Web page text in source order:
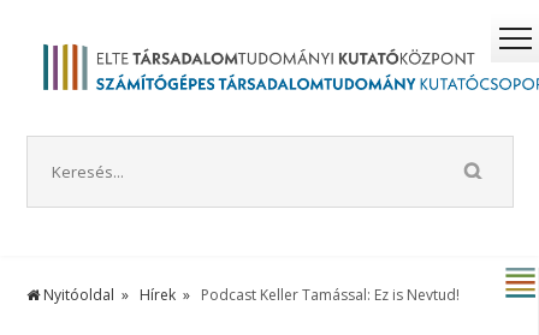
Nyitóoldal Hírek Podcast Keller Tamással: Ez is Nevtud!